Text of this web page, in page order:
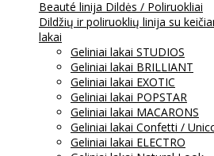
Beauté linija Dildės / Poliruokliai
Dildžių ir poliruoklių linija su
lakai
Geliniai lakai STUDIOS
Geliniai lakai BRILLIANT
Geliniai lakai EXOTIC
Geliniai lakai POPSTAR
Geliniai lakai MACARONS
Geliniai lakai Confetti /
Geliniai lakai ELECTRO